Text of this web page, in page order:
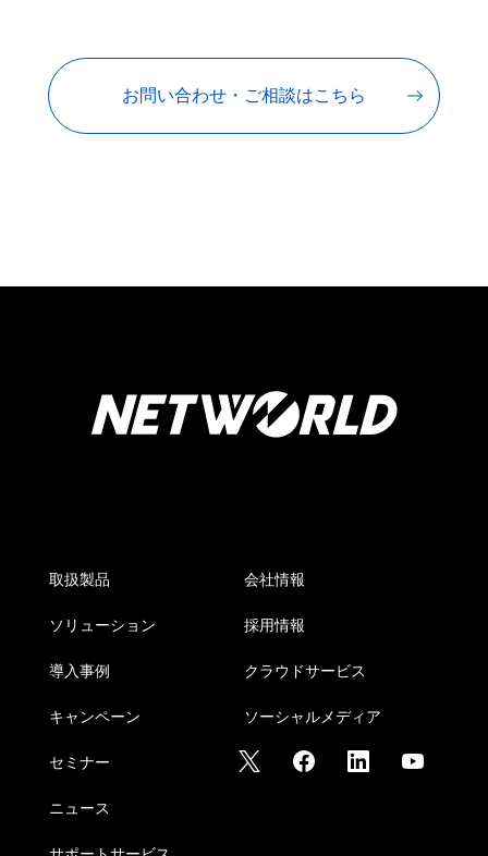
お問い合わせ・ご相談はこちら
取扱製品
ソリューション
導入事例
キャンペーン
セミナー
ニュース
会社情報
採用情報
クラウドサービス
ソーシャルメディア